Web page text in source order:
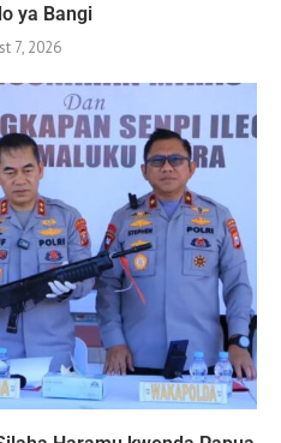
ya Bangi
7, 2026